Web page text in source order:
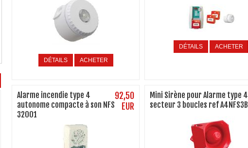
DÉTAILS ACHETER
DÉTAILS ACHETER
Alarme incendie type 4
autonome compacte à son NFS
32001
92,50
EUR
Mini Sirène pour Alarme type 4
secteur 3 boucles ref A4NFS3B